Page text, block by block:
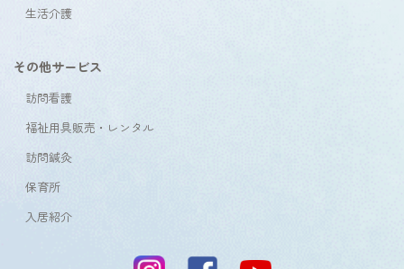
生活介護
その他サービス
訪問看護
福祉用具販売・レンタル
訪問鍼灸
保育所
入居紹介